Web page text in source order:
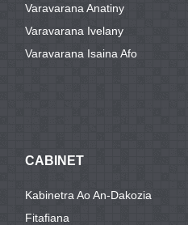
Varavarana Anatiny
Varavarana Ivelany
Varavarana Isaina Afo
CABINET
Kabinetra Ao An-Dakozia
Fitafiana